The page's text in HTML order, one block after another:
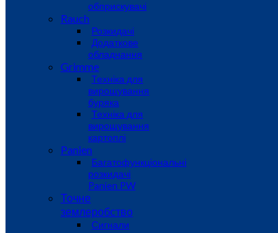
обприскувачі
Rauch
Розкидачі
Додаткове
обладнання
Grimme
Техніка для
вирощування
буряка
Техніка для
вирощування
картоплі
Panien
Багатофункціональні
розкидачі
Panien PW
Точне
землеробство
Сигнали